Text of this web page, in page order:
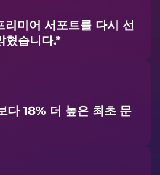
리미어 서포트를 다시 선
혔습니다.*
다 18% 더 높은 최초 문